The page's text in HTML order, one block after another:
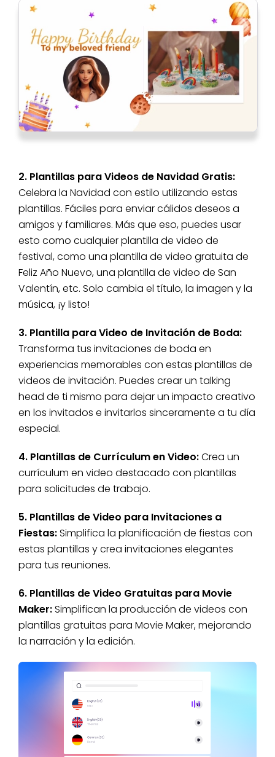
2. Plantillas para Videos de Navidad Gratis:
Celebra la Navidad con estilo utilizando estas
plantillas. Fáciles para enviar cálidos deseos a
amigos y familiares. Más que eso, puedes usar
esto como cualquier plantilla de video de
festival, como una plantilla de video gratuita de
Feliz Año Nuevo, una plantilla de video de San
Valentín, etc. Solo cambia el título, la imagen y la
música, ¡y listo!
3. Plantilla para Video de Invitación de Boda:
Transforma tus invitaciones de boda en
experiencias memorables con estas plantillas de
videos de invitación. Puedes crear un talking
head de ti mismo para dejar un impacto creativo
en los invitados e invitarlos sinceramente a tu día
especial.
4. Plantillas de Currículum en Video:Crea un
currículum en video destacado con plantillas
para solicitudes de trabajo.
5. Plantillas de Video para Invitaciones a
Fiestas:Simplifica la planificación de fiestas con
estas plantillas y crea invitaciones elegantes
para tus reuniones.
6. Plantillas de Video Gratuitas para Movie
Maker:Simplifican la producción de videos con
plantillas gratuitas para Movie Maker, mejorando
la narración y la edición.